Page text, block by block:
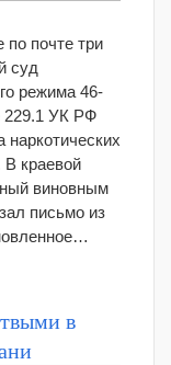
по почте три
суд
режима 46-
229.1 УК РФ
В краевой
виновным
письмо из
в